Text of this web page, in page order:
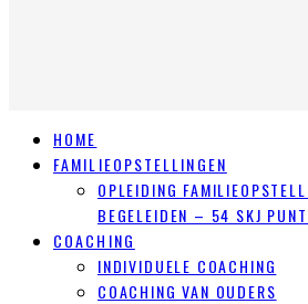
HOME
FAMILIEOPSTELLINGEN
OPLEIDING
BEGELEIDEN – 54 SKJ
COACHING
INDIVIDUELE COACHING
COACHING VAN OUDERS